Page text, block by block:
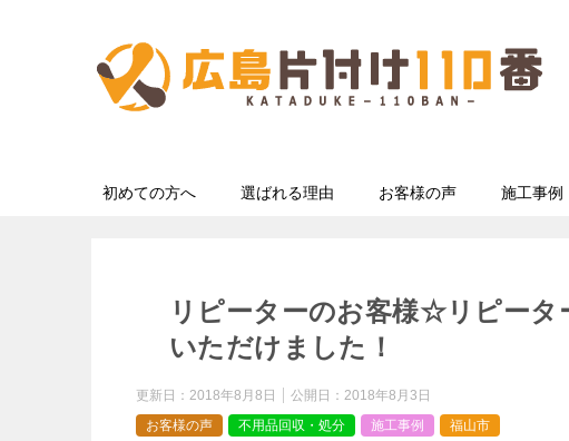
初めての方へ 選ばれる理由 お客様の声 施工事例
リピーターのお客様☆リピータ
いただけました！
更新日： 2018年8月8日 公開日： 2018年8月3日
お客様の声
不用品回収・処分 施工事例 福山市